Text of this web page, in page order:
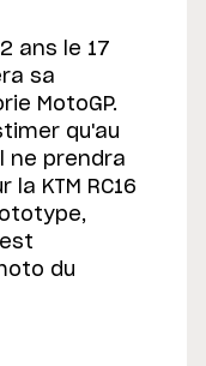
ans le 17
sa
MotoGP.
qu'au
ne prendra
KTM RC16
du